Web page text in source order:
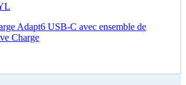
Adapt6 USB‑C avec ensemble de
Charge